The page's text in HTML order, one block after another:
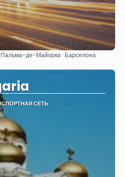
Видеть
Пальма-де-Майорка · Барселона
СЕТЬ